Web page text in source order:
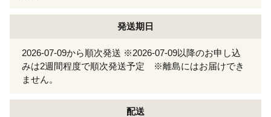
発送期日
2026-07-09から順次発送 ※2026-07-09以降のお申し込
みは2週間程度で順次発送予定 ※離島にはお届けでき
ません。
配送